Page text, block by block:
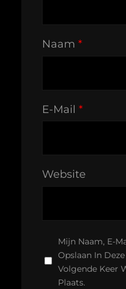
Naam *
E-Mail *
Website
Mijn Naam, E-
Opslaan In
Volgende Keer
Plaats.